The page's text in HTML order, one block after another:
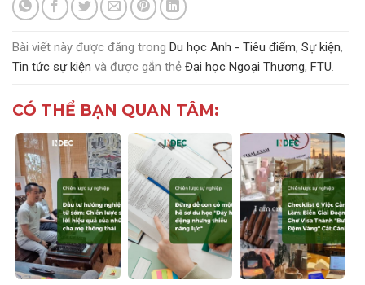
Bài viết này được đăng trong Du học Anh - Tiêu điểm, Sự kiện,
Tin tức sự kiện và được gắn thẻ Đại học Ngoại Thương, FTU.
CÓ THỂ BẠN QUAN TÂM: